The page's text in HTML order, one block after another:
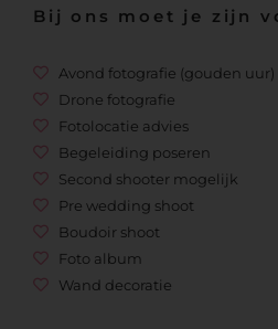
Bij ons moet je zijn
Avond fotografie (gouden uur)
Drone fotografie
Fotolocatie advies
Begeleiding poseren
Second shooter mogelijk
Pre wedding shoot
Boudoir shoot
Foto album
Wand decoratie